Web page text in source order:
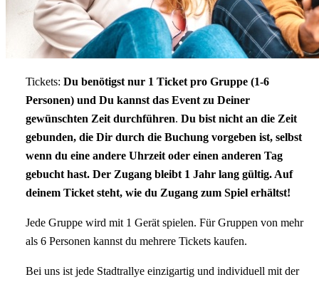
Tickets: Du benötigst nur 1 Ticket pro Gruppe (1-6
Personen) und Du kannst das Event zu Deiner
gewünschten Zeit durchführen. Du bist nicht an die Zeit
gebunden, die Dir durch die Buchung vorgeben ist, selbst
wenn du eine andere Uhrzeit oder einen anderen Tag
gebucht hast. Der Zugang bleibt 1 Jahr lang gültig. Auf
deinem Ticket steht, wie du Zugang zum Spiel erhältst!
Jede Gruppe wird mit 1 Gerät spielen. Für Gruppen von mehr
als 6 Personen kannst du mehrere Tickets kaufen.
Bei uns ist jede Stadtrallye einzigartig und individuell mit der